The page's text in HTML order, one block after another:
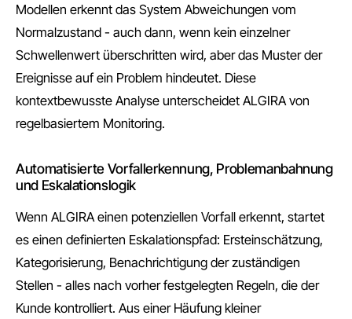
Modellen erkennt das System Abweichungen vom
Normalzustand - auch dann, wenn kein einzelner
Schwellenwert überschritten wird, aber das Muster der
Ereignisse auf ein Problem hindeutet. Diese
kontextbewusste Analyse unterscheidet ALGIRA von
regelbasiertem Monitoring.
Automatisierte Vorfallerkennung, Problemanbahnung
und Eskalationslogik
Wenn ALGIRA einen potenziellen Vorfall erkennt, startet
es einen definierten Eskalationspfad: Ersteinschätzung,
Kategorisierung, Benachrichtigung der zuständigen
Stellen - alles nach vorher festgelegten Regeln, die der
Kunde kontrolliert. Aus einer Häufung kleiner